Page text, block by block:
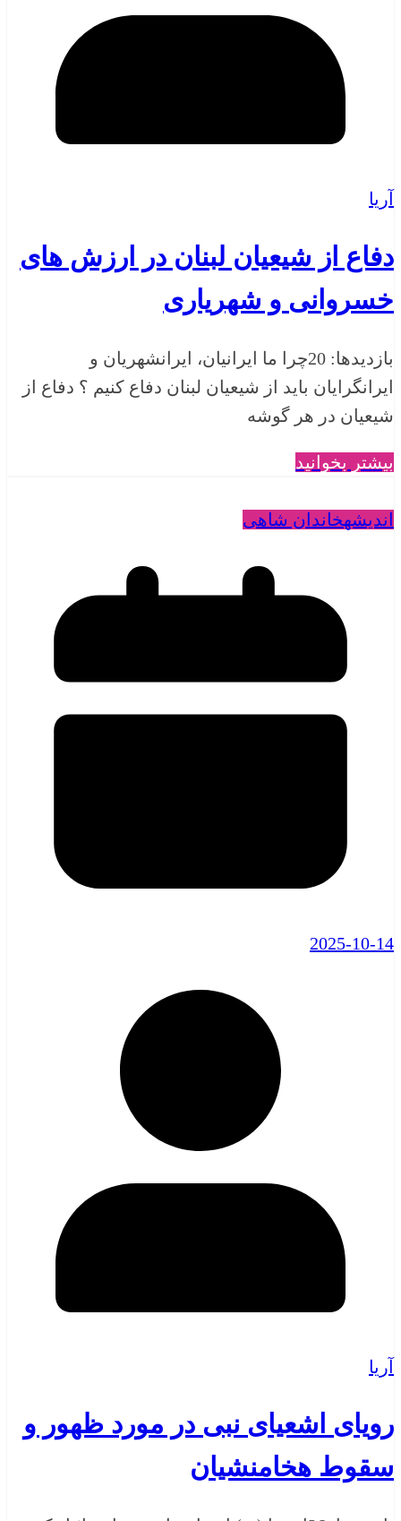
آریا
دفاع از شیعیان لبنان در ارزش های
خسروانی و شهریاری
بازدیدها: 20چرا ما ایرانیان، ایرانشهریان و
ایرانگرایان باید از شیعیان لبنان دفاع کنیم ؟ دفاع از
شیعیان در هر گوشه
بیشتر بخوانید
اندیشهخاندان شاهی
2025-10-14
آریا
رویای اشعیای نبی در مورد ظهور و
سقوط هخامنشیان